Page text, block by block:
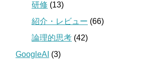
研修 (13)
紹介・レビュー (66)
論理的思考 (42)
GoogleAI (3)